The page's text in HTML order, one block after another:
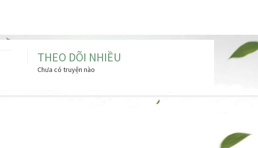
THEO DÕI NHIỀU
Chưa có truyện nào